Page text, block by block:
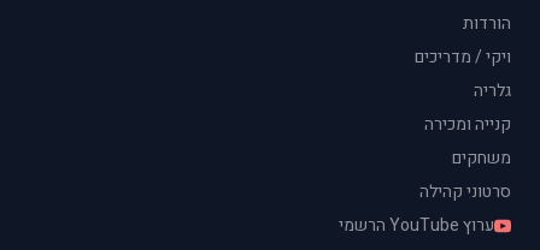
הורדות
ויקי / מדריכים
גלריה
קנייה ומכירה
משחקים
סרטוני קהילה
ערוץ YouTube הרשמי